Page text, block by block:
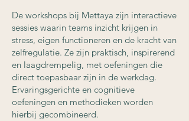
De workshops bij Mettaya zijn interactieve
sessies waarin teams inzicht krijgen in
stress, eigen functioneren en de kracht van
zelfregulatie. Ze zijn praktisch, inspirerend
en laagdrempelig, met oefeningen die
direct toepasbaar zijn in de werkdag.
Ervaringsgerichte en cognitieve
oefeningen en methodieken worden
hierbij gecombineerd.